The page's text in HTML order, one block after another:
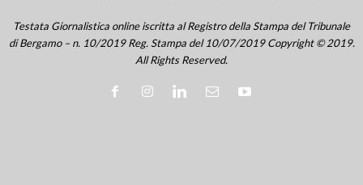
Testata Giornalistica online iscritta al Registro della Stampa del Tribunale
di Bergamo – n. 10/2019 Reg. Stampa del 10/07/2019 Copyright © 2019.
All Rights Reserved.